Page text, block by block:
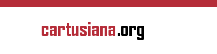
Overslaan en naar de inhoud gaan
CARTUSIANA
Geschiedenis
van de